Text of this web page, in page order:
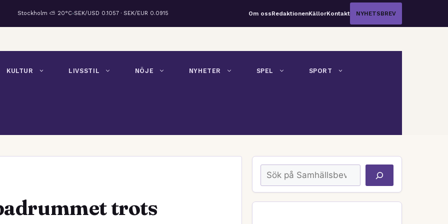
Stockholm ⛅ 20°C SEK/USD 0.1057 · SEK/EUR 0.0915 Om ossRedaktionenKällorKontakt NYHETSBREV
KULTUR LIVSSTIL NÖJE NYHETER SPEL SPORT
trots
Sök